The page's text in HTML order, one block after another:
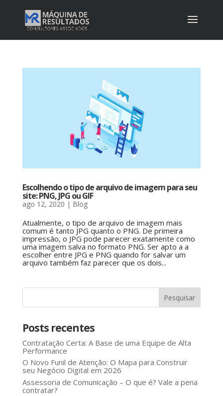
Escolhendo o tipo de arquivo de imagem para seu
site: PNG, JPG ou GIF
ago 12, 2020 | Blog
Atualmente, o tipo de arquivo de imagem mais
comum é tanto JPG quanto o PNG. De primeira
impressão, o JPG pode parecer exatamente como
uma imagem salva no formato PNG. Ser apto a a
escolher entre JPG e PNG quando for salvar um
arquivo também faz parecer que os dois...
Posts recentes
Contratação Certa: A Base de uma Equipe de Alta
Performance
O Novo Funil de Atenção: O Mapa para Construir
seu Negócio Digital em 2026
Assessoria de Comunicação – O que é? Vale a pena
contratar?